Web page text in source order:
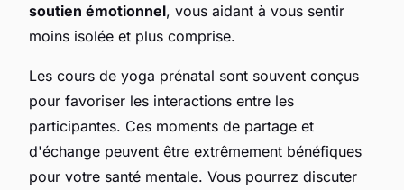
soutien émotionnel, vous aidant à vous sentir
moins isolée et plus comprise.
Les cours de yoga prénatal sont souvent conçus
pour favoriser les interactions entre les
participantes. Ces moments de partage et
d'échange peuvent être extrêmement bénéfiques
pour votre santé mentale. Vous pourrez discuter